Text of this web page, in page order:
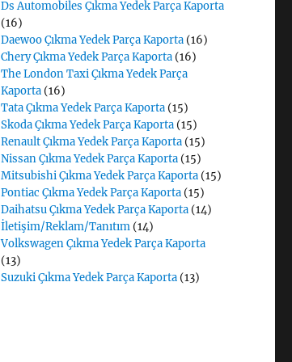
Ds Automobiles Çıkma Yedek Parça Kaporta
(16)
Daewoo Çıkma Yedek Parça Kaporta (16)
Chery Çıkma Yedek Parça Kaporta (16)
The London Taxi Çıkma Yedek Parça
Kaporta (16)
Tata Çıkma Yedek Parça Kaporta (15)
Skoda Çıkma Yedek Parça Kaporta (15)
Renault Çıkma Yedek Parça Kaporta (15)
Nissan Çıkma Yedek Parça Kaporta (15)
Mitsubishi Çıkma Yedek Parça Kaporta (15)
Pontiac Çıkma Yedek Parça Kaporta (15)
Daihatsu Çıkma Yedek Parça Kaporta (14)
İletişim/Reklam/Tanıtım (14)
Volkswagen Çıkma Yedek Parça Kaporta
(13)
Suzuki Çıkma Yedek Parça Kaporta (13)